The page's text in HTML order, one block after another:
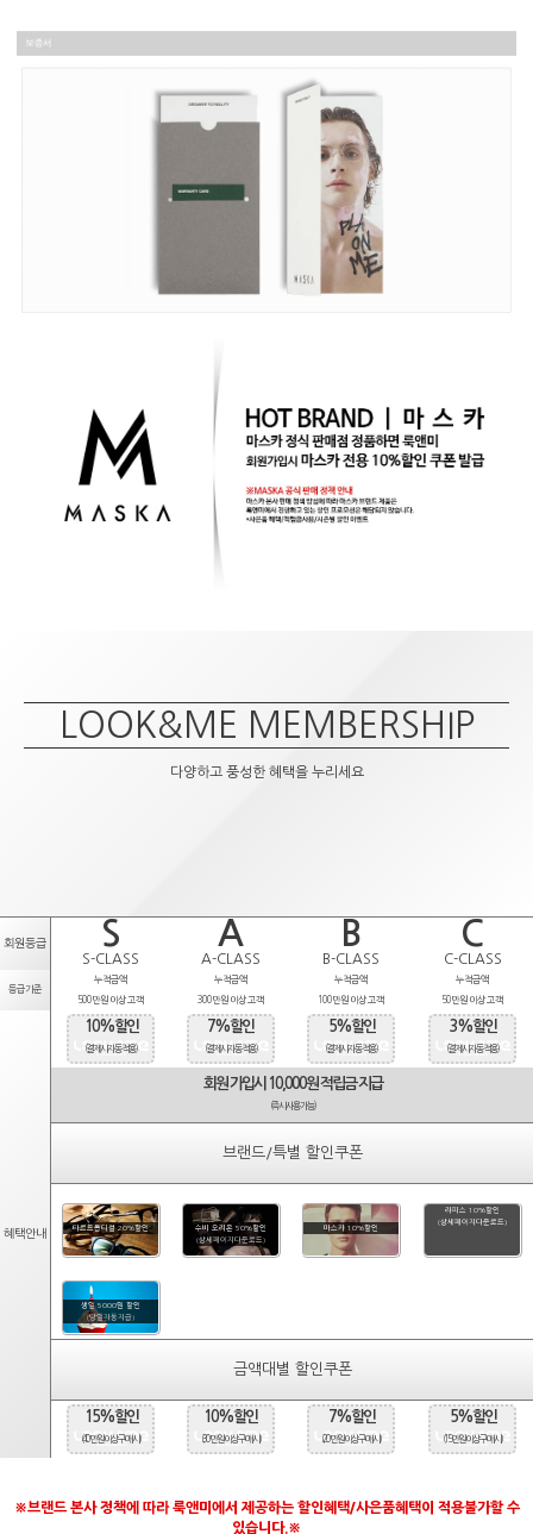
LOOK&ME MEMBERSHIP
다양하고 풍성한 혜택을 누리세요
회원등급 S A B C
S-CLASS A-CLASS B-CLASS C-CLASS
등급기준
누적금액
500만원 이상 고객
누적금액
300만원 이상 고객
누적금액
100만원 이상 고객
누적금액
50만원 이상 고객
혜택안내
10%할인
(결제시 자동적용)
7%할인
(결제시 자동적용)
5%할인
(결제시 자동적용)
3%할인
(결제시 자동적용)
회원 가입시 10,000원 적립금 지급
(즉시사용가능)
브랜드/특별 할인쿠폰
타르트옵티컬 20%할인
수비 오리온 50%할인
(상세페이지다운로드)
마스카 10%할인
라피스 10%할인
(상세페이지다운로드)
생일 5000원 할인
(당일자동지급)
금액대별 할인쿠폰
15%할인
(40만원 이상 구매시)
10%할인
(30만원 이상 구매시)
7%할인
(20만원 이상 구매시)
5%할인
(15만원 이상 구매시)
※브랜드 본사 정책에 따라 룩앤미에서 제공하는 할인혜택/사은품혜택이 적용불가할 수
있습니다.※